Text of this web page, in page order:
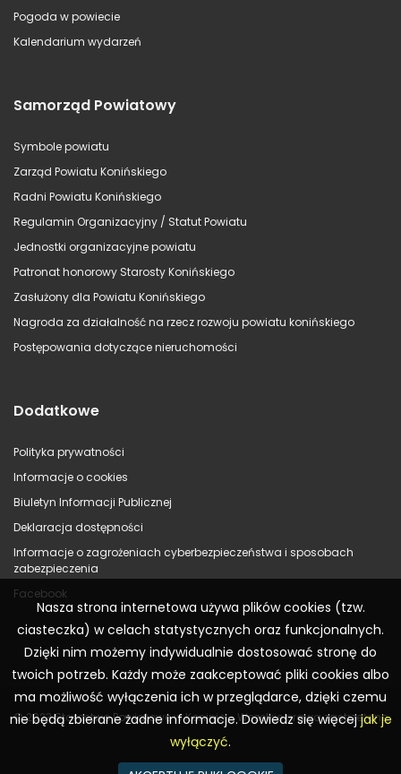
Pogoda w powiecie
Kalendarium wydarzeń
Samorząd Powiatowy
Symbole powiatu
Zarząd Powiatu Konińskiego
Radni Powiatu Konińskiego
Regulamin Organizacyjny / Statut Powiatu
Jednostki organizacyjne powiatu
Patronat honorowy Starosty Konińskiego
Zasłużony dla Powiatu Konińskiego
Nagroda za działalność na rzecz rozwoju powiatu konińskiego
Postępowania dotyczące nieruchomości
Dodatkowe
Polityka prywatności
Informacje o cookies
Biuletyn Informacji Publicznej
Deklaracja dostępności
Informacje o zagrożeniach cyberbezpieczeństwa i sposobach
zabezpieczenia
Facebook
© 2023 Starostwo Powiatowe w Koninie – Wszelkie prawa zastrzeżone
Nasza strona internetowa używa plików cookies (tzw.
ciasteczka) w celach statystycznych oraz funkcjonalnych.
Dzięki nim możemy indywidualnie dostosować stronę do
twoich potrzeb. Każdy może zaakceptować pliki cookies albo
ma możliwość wyłączenia ich w przeglądarce, dzięki czemu
nie będą zbierane żadne informacje. Dowiedz się więcejjak je
wyłączyć.